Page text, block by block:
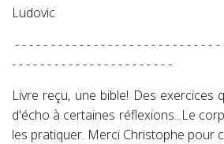
Ludovic
- - - - - - - - - - - - - - - - - - - - - - - - - - - -
- - - - - - - - - - - - - - - - - - - - - - -
Livre reçu, une bible! Des exercices
d'écho à certaines réflexions...Le
les pratiquer. Merci Christophe pour